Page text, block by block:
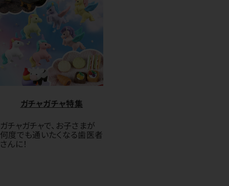
ガチャガチャ特集
ガチャガチャで、お子さまが
何度でも通いたくなる歯医者
さんに！